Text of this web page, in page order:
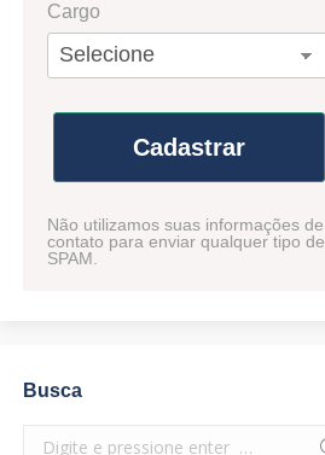
Cargo
Cadastrar
Não utilizamos suas informações de
contato para enviar qualquer tipo de
SPAM.
Busca
Search: